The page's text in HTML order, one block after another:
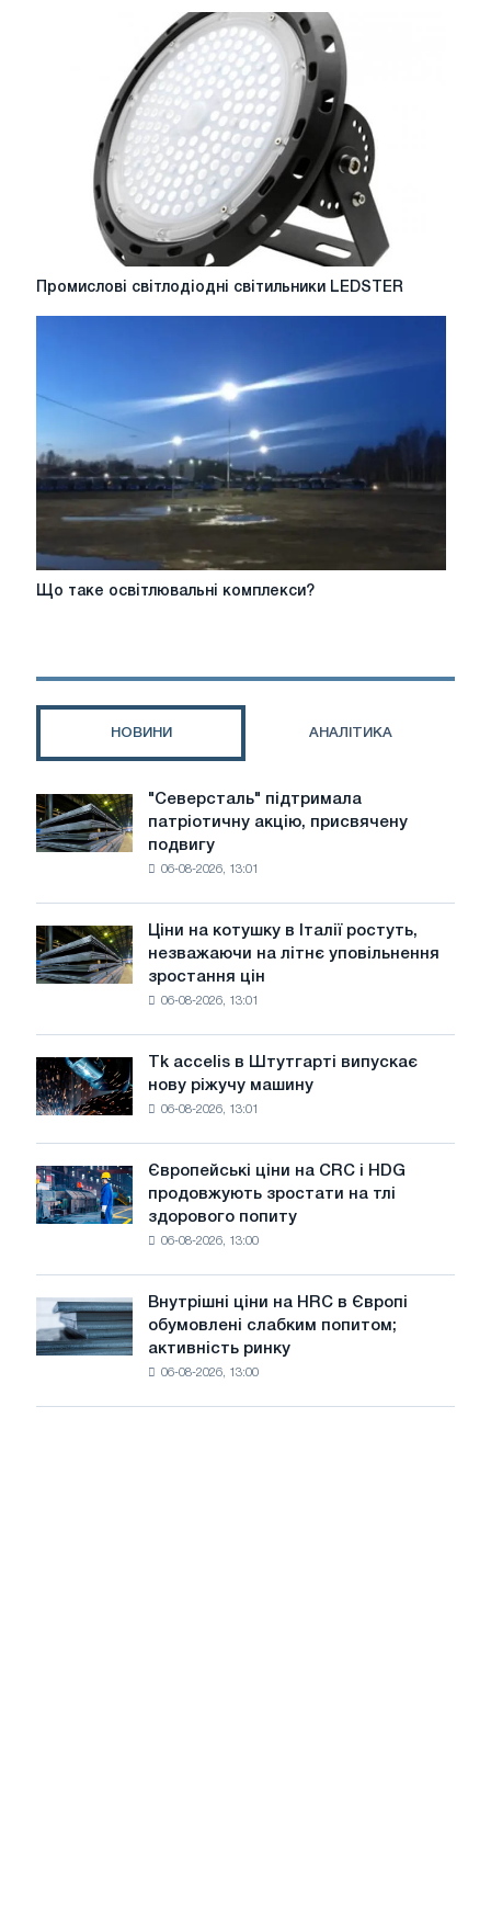
Промислові
світлодіодні
Промислові світлодіодні світильники LEDSTER
Що
таке
Що таке освітлювальні комплекси?
НОВИНИ АНАЛІТИКА
"Северсталь"
підтримала
патріотичну
радянської
авіації
в
Великої
Вітчизняної
війни
"Северсталь" підтримала
патріотичну акцію, присвячену
подвигу
06-08-2026, 13:01
Ціни
на
котушку
незважаючи
на
літнє
уповільнення
зростання
цін
Ціни на котушку в Італії ростуть,
незважаючи на літнє уповільнення
зростання цін
06-08-2026, 13:01
Tk
accelis
в
нову
ріжучу
машину
Tk accelis в Штутгарті випускає
нову ріжучу машину
06-08-2026, 13:01
Європейські
ціни
на
продовжують
зростати
на
здорового
Європейські ціни на CRC і HDG
продовжують зростати на тлі
здорового попиту
06-08-2026, 13:00
Внутрішні
ціни
на
Внутрішні ціни на HRC в Європі
обумовлені слабким попитом;
активність ринку
06-08-2026, 13:00